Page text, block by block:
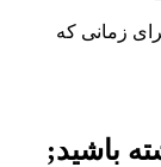
زمانی که
باشید;